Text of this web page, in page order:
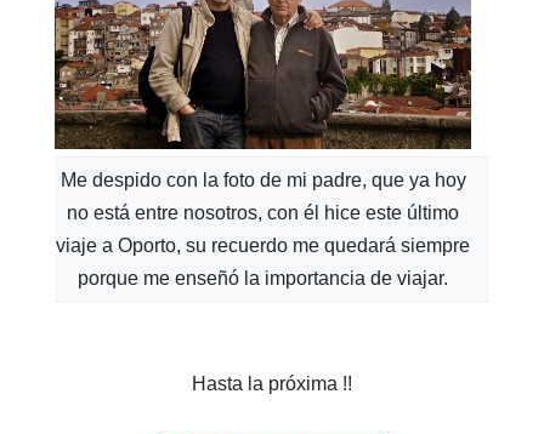
Me despido con la foto de mi padre, que ya hoy
no está entre nosotros, con él hice este último
viaje a Oporto, su recuerdo me quedará siempre
porque me enseñó la importancia de viajar.
Hasta la próxima !!